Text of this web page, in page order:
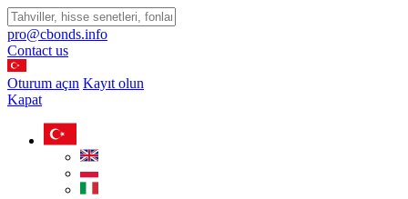
pro@cbonds.info
Contact us
Oturum açın Kayıt olun
Kapat